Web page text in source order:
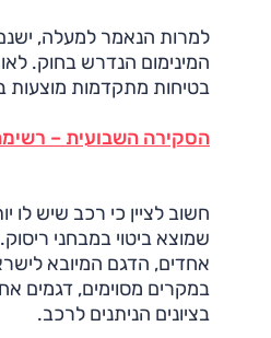
למרות הנאמר למעלה,
המינימום הנדרש בחוק.
בטיחות מתקדמות מוצעות
הסקירה השבועית –
חשוב לציין כי רכב שיש
אחדים, הדגם המיובא
בציונים הניתנים לרכב.